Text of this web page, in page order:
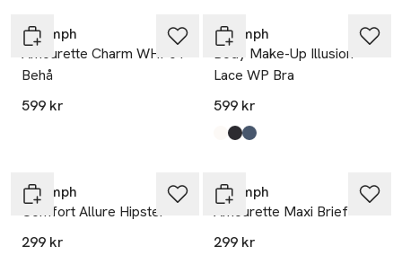
Triumph
Amourette Charm WHP01
Behå
599 kr
Triumph
Body Make-Up Illusion
Lace WP Bra
599 kr
Produkten finns i färgerna:
Ecru White
Black,
Indigo Veil
Triumph
Comfort Allure Hipster
299 kr
Triumph
Amourette Maxi Brief
299 kr